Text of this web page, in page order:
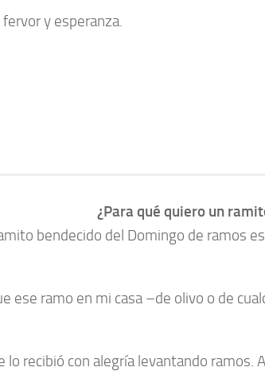
y esperanza.
¿Para qué quiero un
bendecido del Domingo de ramos
ese ramo en mi casa –de olivo o de
lo recibió con alegría levantando